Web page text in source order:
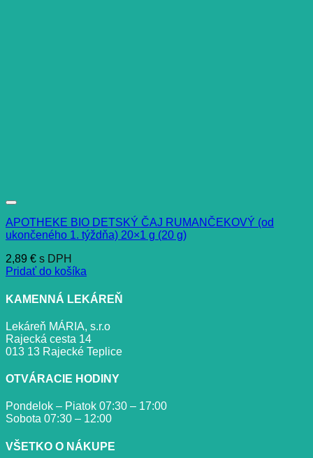
APOTHEKE BIO DETSKÝ ČAJ RUMANČEKOVÝ (od
ukončeného 1. týždňa) 20×1 g (20 g)
2,89 € s DPH
Pridať do košíka
KAMENNÁ LEKÁREŇ
Lekáreň MÁRIA, s.r.o
Rajecká cesta 14
013 13 Rajecké Teplice
OTVÁRACIE HODINY
Pondelok – Piatok 07:30 – 17:00
Sobota 07:30 – 12:00
VŠETKO O NÁKUPE